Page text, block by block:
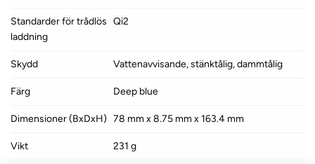
Standarder för trådlös
laddning
Qi2
Skydd Vattenavvisande, stänktålig, dammtålig
Färg Deep blue
Dimensioner (BxDxH) 78 mm x 8.75 mm x 163.4 mm
Vikt 231 g